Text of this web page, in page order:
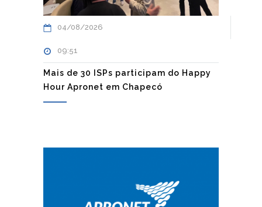
04/08/2026
09:51
Mais de 30 ISPs participam do Happy
Hour Apronet em Chapecó